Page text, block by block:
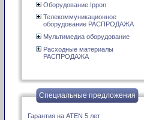
Оборудование Ippon
Телекоммуникационное
оборудование РАСПРОДАЖА
Мультимедиа оборудование
Расходные материалы
РАСПРОДАЖА
Специальные предложения
Гарантия на ATEN 5 лет